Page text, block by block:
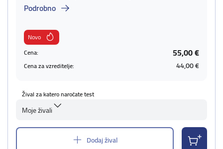
Podrobno
Novo
Cena:
55,00 €
Cena za vzreditelje: 44,00 €
Žival za katero naročate test
Moje živali
Dodaj žival